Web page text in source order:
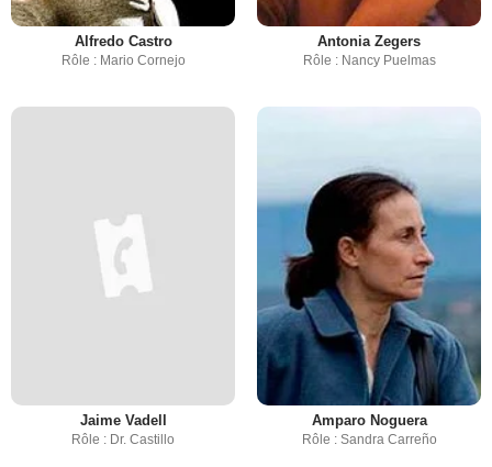
Alfredo Castro
Rôle : Mario Cornejo
Antonia Zegers
Rôle : Nancy Puelmas
Jaime Vadell
Rôle : Dr. Castillo
Amparo Noguera
Rôle : Sandra Carreño